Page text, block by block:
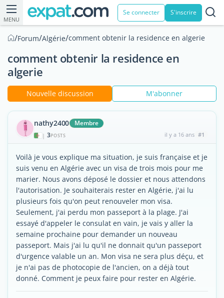
MENU
Se connecter S'inscrire
/Forum/Algérie/comment obtenir la residence en algerie
comment obtenir la residence en
algerie
Nouvelle discussion M'abonner
nathy2400 Membre
| 3POSTS il y a 16 ans #1
Voilà je vous explique ma situation, je suis française et je
suis venu en Algérie avec un visa de trois mois pour me
marier. Nous avons déposé le dossier et nous attendons
l'autorisation. Je souhaiterais rester en Algérie, j'ai lu
plusieurs fois qu'on peut renouveler mon visa.
Seulement, j'ai perdu mon passeport à la plage. J'ai
essayé d'appeler le consulat en vain, je vais y aller la
semaine prochaine pour demander un nouveau
passeport. Mais j'ai lu qu'il ne donnait qu'un passeport
d'urgence valable un an. Mon visa ne sera plus déçu, et
je n'ai pas de photocopie de l'ancien, on a déjà tout
donné. Comment je peux faire pour rester en Algérie.